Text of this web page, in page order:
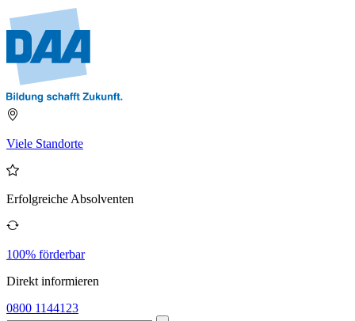
Viele Standorte
Erfolgreiche Absolventen
100% förderbar
Direkt informieren
0800 1144123